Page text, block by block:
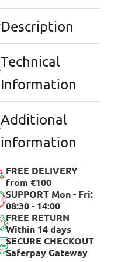
Description
Technical
Information
Additional
information
FREE DELIVERY
from €100
SUPPORT Mon - Fri:
08:30 - 14:00
FREE RETURN
Within 14 days
SECURE CHECKOUT
Saferpay Gateway